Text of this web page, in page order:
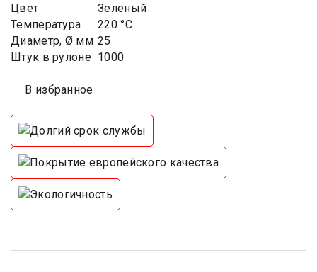
Цвет
Зеленый
Температура
220 °C
Диаметр, Ø мм 25
Штук в рулоне 1000
В избранное